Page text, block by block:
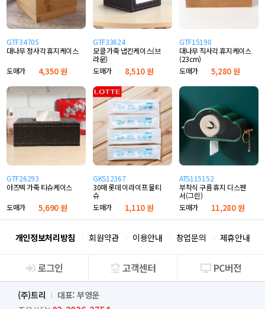
GTF34705
대나무 정사각 휴지케이스
도매가
4,350 원
GTF33624
모클 가죽 냅킨케이스(브
라운)
도매가
8,510 원
GTF15190
대나무 직사각 휴지케이스
(23cm)
도매가
5,280 원
GTF26293
아즈텍 가죽 티슈케이스
도매가
5,690 원
GKS12367
30매 롯데 이라이프 물티
슈
도매가
1,110 원
ATS115152
부착식 구름 휴지 디스펜
서(그린)
도매가
11,280 원
개인정보처리방침 회원약관 이용안내 창업문의 제휴안내
회사소개
로그인 고객센터 PC버전
(주)트리
대표: 부영운